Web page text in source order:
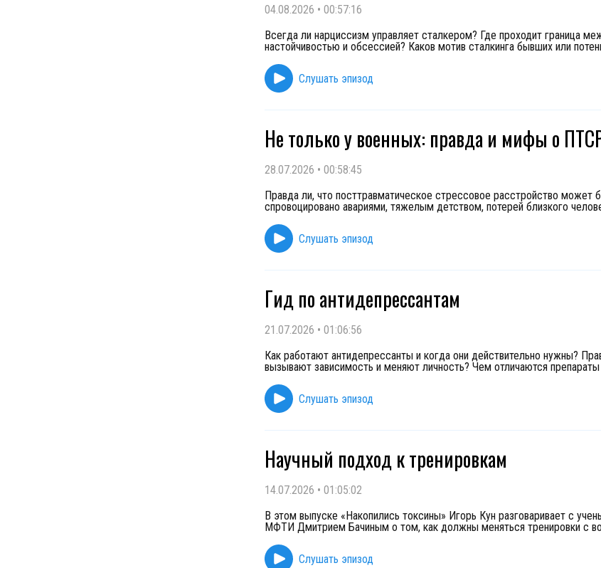
04.08.2026 • 00:57:16
Всегда ли нарциссизм управляет сталкером? Где проходит граница
настойчивостью и обсессией? Каков мотив сталкинга бывших или
Слушать эпизод
Не только у военных: правда и мифы о
28.07.2026 • 00:58:45
Правда ли, что посттравматическое стрессовое расстройство может
спровоцировано авариями, тяжелым детством, потерей близкого
Слушать эпизод
Гид по антидепрессантам
21.07.2026 • 01:06:56
Как работают антидепрессанты и когда они действительно нужны?
вызывают зависимость и меняют личность? Чем отличаются
Слушать эпизод
Научный подход к тренировкам
14.07.2026 • 01:05:02
В этом выпуске «Накопились токсины» Игорь Кун разговаривает с
МФТИ Дмитрием Бачиным о том, как должны меняться тренировки с
Слушать эпизод